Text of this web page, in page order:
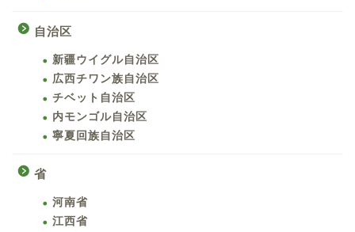
自治区
新疆ウイグル自治区
広西チワン族自治区
チベット自治区
内モンゴル自治区
寧夏回族自治区
省
河南省
江西省